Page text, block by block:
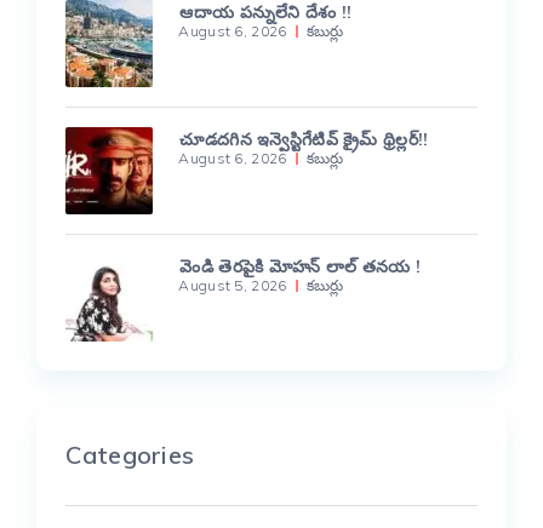
ఆదాయ పన్నులేని దేశం !!
August 6, 2026 కబుర్లు
చూడదగిన ఇన్వెస్టిగేటివ్ క్రైమ్ థ్రిల్లర్!!
August 6, 2026 కబుర్లు
వెండి తెరపైకి మోహన్ లాల్ తనయ !
August 5, 2026 కబుర్లు
Categories